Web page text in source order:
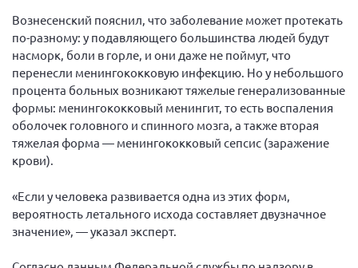
Вознесенский пояснил, что заболевание может протекать
по-разному: у подавляющего большинства людей будут
насморк, боли в горле, и они даже не поймут, что
перенесли менингококковую инфекцию. Но у небольшого
процента больных возникают тяжелые генерализованные
формы: менингококковый менингит, то есть воспаления
оболочек головного и спинного мозга, а также вторая
тяжелая форма — менингококковый сепсис (заражение
крови).
«Если у человека развивается одна из этих форм,
вероятность летального исхода составляет двузначное
значение», — указал эксперт.